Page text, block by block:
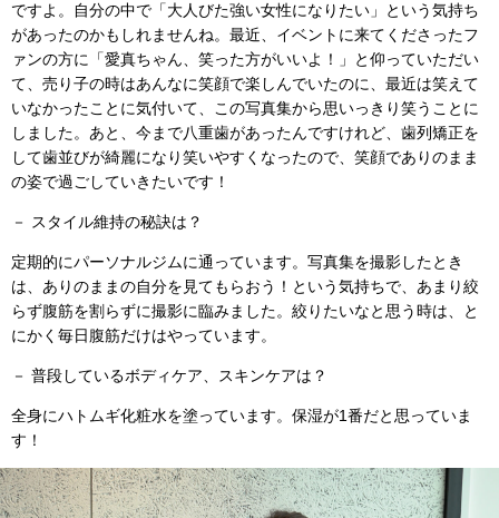
ですよ。自分の中で「大人びた強い女性になりたい」という気持ち
があったのかもしれませんね。最近、イベントに来てくださったフ
ァンの方に「愛真ちゃん、笑った方がいいよ！」と仰っていただい
て、売り子の時はあんなに笑顔で楽しんでいたのに、最近は笑えて
いなかったことに気付いて、この写真集から思いっきり笑うことに
しました。あと、今まで八重歯があったんですけれど、歯列矯正を
して歯並びが綺麗になり笑いやすくなったので、笑顔でありのまま
の姿で過ごしていきたいです！
－ スタイル維持の秘訣は？
定期的にパーソナルジムに通っています。写真集を撮影したとき
は、ありのままの自分を見てもらおう！という気持ちで、あまり絞
らず腹筋を割らずに撮影に臨みました。絞りたいなと思う時は、と
にかく毎日腹筋だけはやっています。
－ 普段しているボディケア、スキンケアは？
全身にハトムギ化粧水を塗っています。保湿が1番だと思っていま
す！